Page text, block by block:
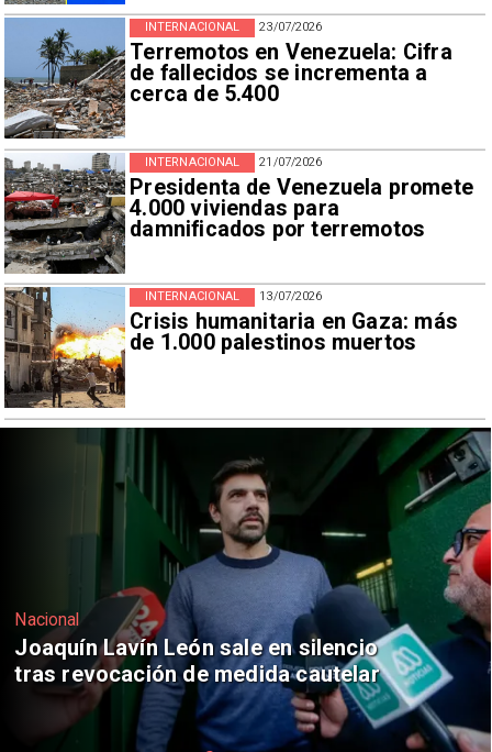
23/07/2026
Terremotos en Venezuela: Cifra
de fallecidos se incrementa a
cerca de 5.400
INTERNACIONAL
21/07/2026
Presidenta de Venezuela promete
4.000 viviendas para
damnificados por terremotos
INTERNACIONAL
13/07/2026
Crisis humanitaria en Gaza: más
de 1.000 palestinos muertos
INTERNACIONAL
Nacional
Chile y Venezuela formalizan reinicio
de relaciones consulares